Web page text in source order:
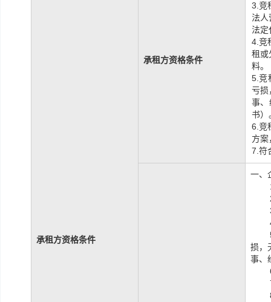
承租方资格条件
承租方资格条件
3. 竞
法人
法定
4. 竞
租或
料。
5. 竞
亏损
事、
书）
6. 竞
方案
7.符
一、
损，
事、